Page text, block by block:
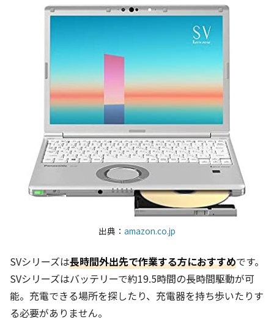
出典： amazon.co.jp
SVシリーズは長時間外出先で作業する方におすすめです。
SVシリーズはバッテリーで約19.5時間の長時間駆動が可
能。充電できる場所を探したり、充電器を持ち歩いたりす
る必要がありません。